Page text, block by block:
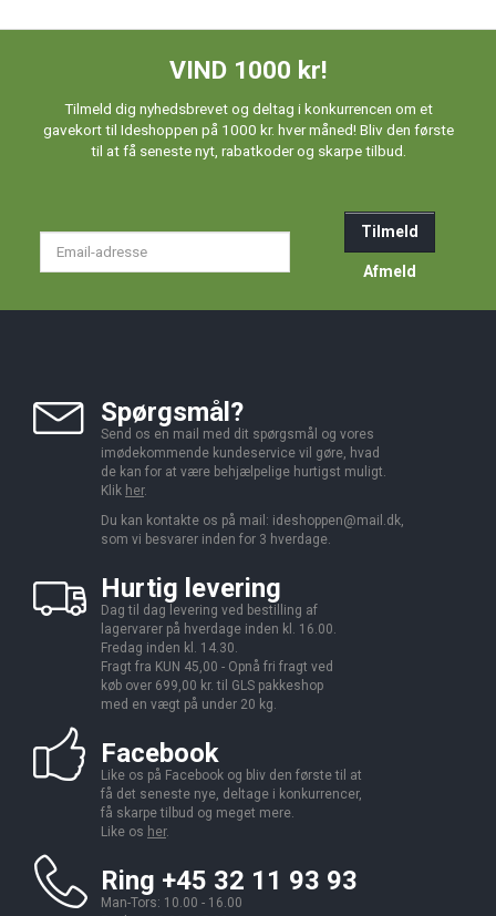
VIND 1000 kr!
Tilmeld dig nyhedsbrevet og deltag i konkurrencen om et
gavekort til Ideshoppen på 1000 kr. hver måned! Bliv den første
til at få seneste nyt, rabatkoder og skarpe tilbud.
Tilmeld
Afmeld
Spørgsmål?
Send os en mail med dit spørgsmål og vores
imødekommende kundeservice vil gøre, hvad
de kan for at være behjælpelige hurtigst muligt.
Klik her.
Du kan kontakte os på mail: ideshoppen@mail.dk,
som vi besvarer inden for 3 hverdage.
Hurtig levering
Dag til dag levering ved bestilling af
lagervarer på hverdage inden kl. 16.00.
Fredag inden kl. 14.30.
Fragt fra KUN 45,00 - Opnå fri fragt ved
køb over 699,00 kr. til GLS pakkeshop
med en vægt på under 20 kg.
Facebook
Like os på Facebook og bliv den første til at
få det seneste nye, deltage i konkurrencer,
få skarpe tilbud og meget mere.
Like os her.
Ring +45 32 11 93 93
Man-Tors: 10.00 - 16.00